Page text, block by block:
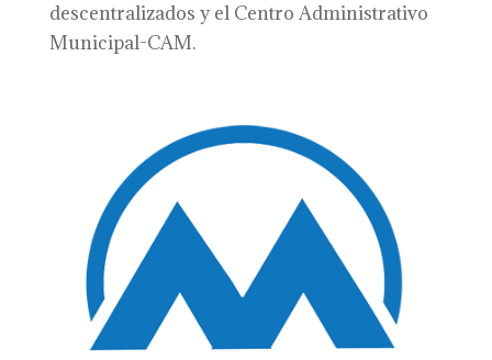
descentralizados y el Centro Administrativo
Municipal-CAM.